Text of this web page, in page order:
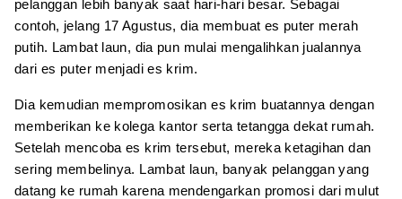
pelanggan lebih banyak saat hari-hari besar. Sebagai
contoh, jelang 17 Agustus, dia membuat es puter merah
putih. Lambat laun, dia pun mulai mengalihkan jualannya
dari es puter menjadi es krim.
Dia kemudian mempromosikan es krim buatannya dengan
memberikan ke kolega kantor serta tetangga dekat rumah.
Setelah mencoba es krim tersebut, mereka ketagihan dan
sering membelinya. Lambat laun, banyak pelanggan yang
datang ke rumah karena mendengarkan promosi dari mulut